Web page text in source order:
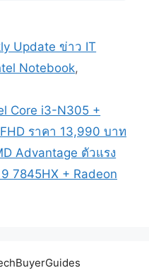
Update ข่าว IT
Notebook,
Core i3-N305 +
ราคา 13,990 บาท
Advantage ตัวแรง
7845HX + Radeon